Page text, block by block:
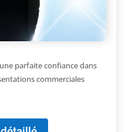
parfaite confiance dans
commerciales